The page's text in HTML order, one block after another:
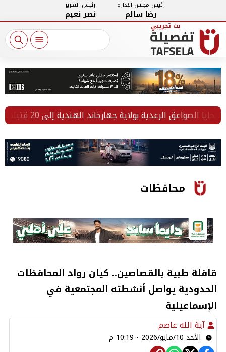
رئيس مجلس الإدارة
رضا سالم
رئيس التحرير
نصر نعيم
الرعدية بولاية جهارخاند الهندية إلى 20 قتيلا
محافظات
قافلة طبية بالقصاصين.. كيان رواد المحافظات
الحدودية يواصل أنشطته المجتمعية في
الإسماعيلية
آية الله عاصم
الأحد 10/مايو/2026 - 10:19 م